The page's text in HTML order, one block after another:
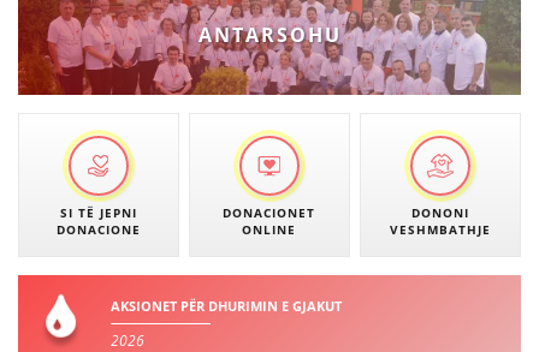
VEPRIMTARI
DORACAKË
STRATEGJI
ANTARSOHU
SI TË JEPNI
DONACIONE
DONACIONET
ONLINE
DONONI
VESHMBATHJE
AKSIONET PËR DHURIMIN E GJAKUT
2026